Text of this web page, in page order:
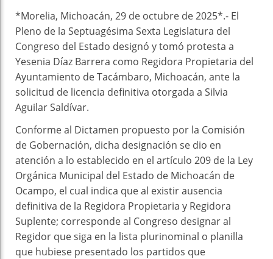
*Morelia, Michoacán, 29 de octubre de 2025*.- El
Pleno de la Septuagésima Sexta Legislatura del
Congreso del Estado designó y tomó protesta a
Yesenia Díaz Barrera como Regidora Propietaria del
Ayuntamiento de Tacámbaro, Michoacán, ante la
solicitud de licencia definitiva otorgada a Silvia
Aguilar Saldívar.
Conforme al Dictamen propuesto por la Comisión
de Gobernación, dicha designación se dio en
atención a lo establecido en el artículo 209 de la Ley
Orgánica Municipal del Estado de Michoacán de
Ocampo, el cual indica que al existir ausencia
definitiva de la Regidora Propietaria y Regidora
Suplente; corresponde al Congreso designar al
Regidor que siga en la lista plurinominal o planilla
que hubiese presentado los partidos que